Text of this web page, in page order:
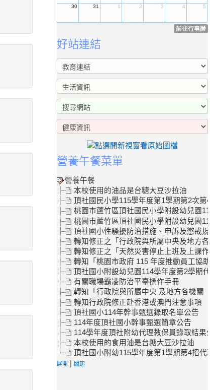
30 31 1 2 3 4 5
前往行事曆
好站連結
營養午餐菜單
營養午餐
本校使用的油品是台糖大豆沙拉油
頂社國民小學115學年度第1學期第2次第4
桃園市蘆竹區頂社國民小學附設幼兒園
桃園市蘆竹區頂社國民小學附設幼兒園
頂社國小性騷擾防治措施、申訴及懲戒規
轉知修正之「行政院與所屬中央及地方各
轉知修正之「天然災害停止上班及上課作
轉知「桃園市政府 115 年度推動員工協助
頂社國小附設幼兒園114學年度第2學期代
有關職場霸凌防治平臺操作手冊
轉知「行政院與所屬中央 及地方各機關（
轉知行政院修正赴香港或澳門注意事項
頂社國小114年幹事甄選錄取名單公告
114年度頂社國小幹事甄選簡章公告
114學年度頂社附幼代理教保員錄取結果公
本校使用的食用油是台糖大豆沙拉油
頂社國小附幼115學年度第1學期第4招代
展開 | 闔起